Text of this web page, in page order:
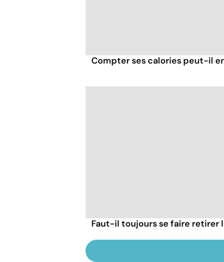
Compter ses calories peut-il
Faut-il toujours se faire retirer